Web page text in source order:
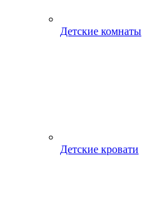
Детские комнаты
Детские кровати